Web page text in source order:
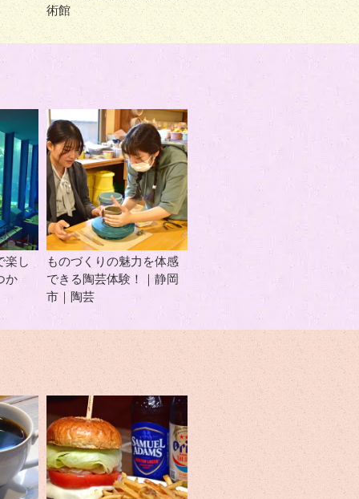
術館
楽し
か
ものづくりの魅力を体感
できる陶芸体験！｜静岡
市｜陶芸